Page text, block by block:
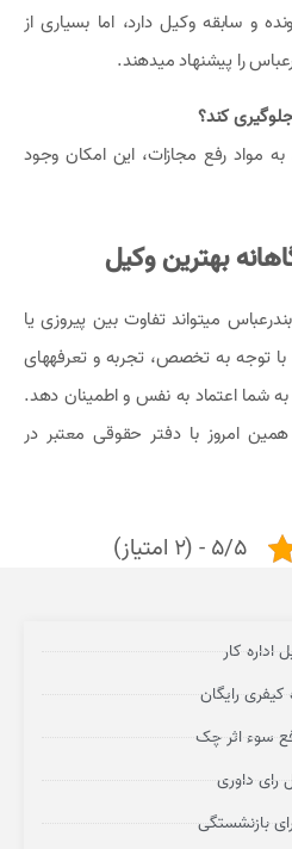
و سابقه وکیل دارد، اما بسیاری از
را پیشنهاد میدهند.
جلوگیری کند؟
به مواد رفع مجازات، این امکان وجود
بهترین وکیل
میتواند تفاوت بین پیروزی یا
توجه به تخصص، تجربه و تعرفههای
شما اعتماد به نفس و اطمینان دهد.
امروز با دفتر حقوقی معتبر در
5/5 - (2 امتیاز)
اداره کار
کیفری رایگان
سوء اثر چک
رای داوری
بازنشستگی